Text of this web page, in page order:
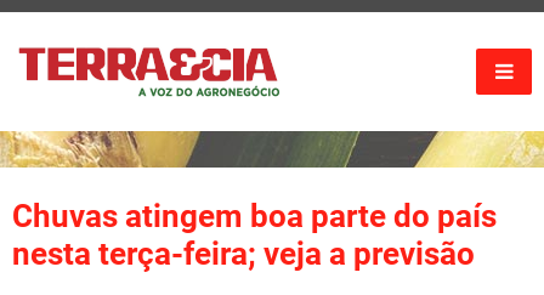
Chuvas atingem boa parte do país
nesta terça-feira; veja a previsão